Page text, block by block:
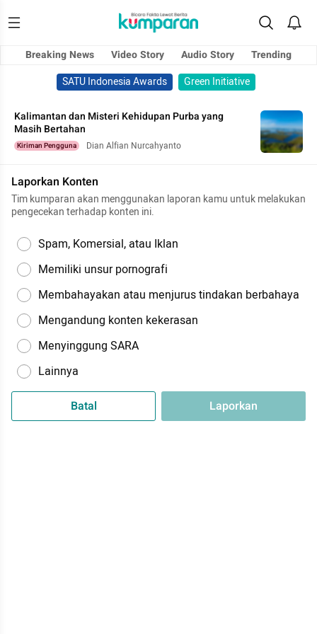
Breaking News Video Story Audio Story
Trending
SATU Indonesia Awards
Green Initiative
Kalimantan dan Misteri Kehidupan Purba yang
Masih Bertahan
Kiriman Pengguna Dian Alfian Nurcahyanto
Laporkan Konten
Tim kumparan akan menggunakan laporan kamu untuk melakukan
pengecekan terhadap konten ini.
Spam, Komersial, atau Iklan
Memiliki unsur pornografi
Membahayakan atau menjurus tindakan berbahaya
Mengandung konten kekerasan
Menyinggung SARA
Lainnya
Batal Laporkan